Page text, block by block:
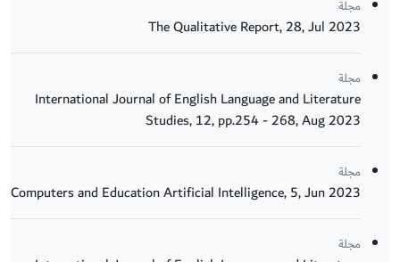
مجلة
The Qualitative Report, 28, Jul 2023
مجلة
International Journal of English Language and Literature
Studies, 12, pp.254 - 268, Aug 2023
مجلة
Computers and Education Artificial Intelligence, 5, Jun 2023
مجلة